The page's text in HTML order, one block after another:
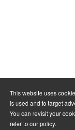
This website uses
is used and to target
You can revisit your
refer to our policy.